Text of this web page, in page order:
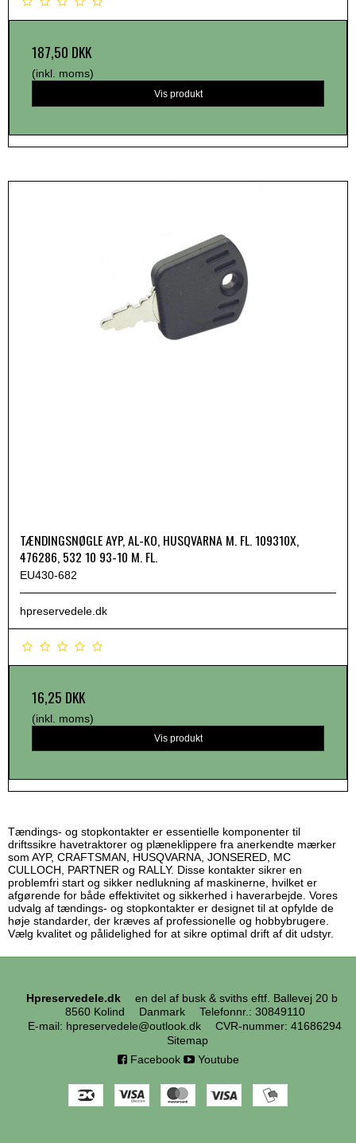
187,50 DKK
(inkl. moms)
Vis produkt
TÆNDINGSNØGLE AYP, AL-KO, HUSQVARNA M. FL. 109310X,
476286, 532 10 93-10 M. FL.
EU430-682
hpreservedele.dk
16,25 DKK
(inkl. moms)
Vis produkt
Tændings- og stopkontakter er essentielle komponenter til
driftssikre havetraktorer og plæneklippere fra anerkendte mærker
som AYP, CRAFTSMAN, HUSQVARNA, JONSERED, MC
CULLOCH, PARTNER og RALLY. Disse kontakter sikrer en
problemfri start og sikker nedlukning af maskinerne, hvilket er
afgørende for både effektivitet og sikkerhed i haverarbejde. Vores
udvalg af tændings- og stopkontakter er designet til at opfylde de
høje standarder, der kræves af professionelle og hobbybrugere.
Vælg kvalitet og pålidelighed for at sikre optimal drift af dit udstyr.
Hpreservedele.dk
en del af busk & sviths eftf. Ballevej 20 b
8560 Kolind
Danmark Telefonnr.: 30849110
E-mail: hpreservedele@outlook.dk CVR-nummer: 41686294
Sitemap
Facebook
Youtube